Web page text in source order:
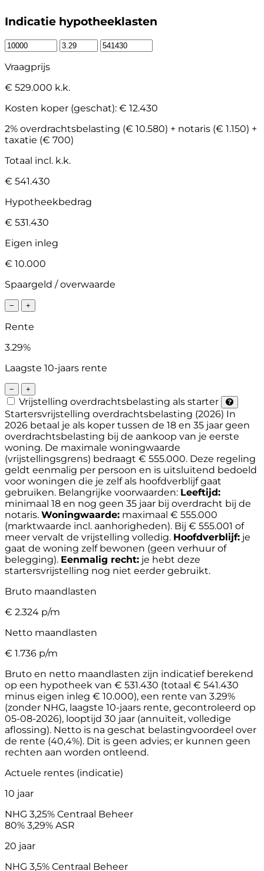
Indicatie hypotheeklasten
Vraagprijs
€ 529.000 k.k.
Kosten koper (geschat): € 12.430
2% overdrachtsbelasting (€ 10.580) + notaris (€ 1.150) +
taxatie (€ 700)
Totaal incl. k.k.
€ 541.430
Hypotheekbedrag
€ 531.430
Eigen inleg
€ 10.000
Spaargeld / overwaarde
− +
Rente
3.29%
Laagste 10-jaars rente
− +
Vrijstelling overdrachtsbelasting als starter
Startersvrijstelling overdrachtsbelasting (2026) In
2026 betaal je als koper tussen de 18 en 35 jaar geen
overdrachtsbelasting bij de aankoop van je eerste
woning. De maximale woningwaarde
(vrijstellingsgrens) bedraagt € 555.000. Deze regeling
geldt eenmalig per persoon en is uitsluitend bedoeld
voor woningen die je zelf als hoofdverblijf gaat
gebruiken. Belangrijke voorwaarden: Leeftijd:
minimaal 18 en nog geen 35 jaar bij overdracht bij de
notaris. Woningwaarde: maximaal € 555.000
(marktwaarde incl. aanhorigheden). Bij € 555.001 of
meer vervalt de vrijstelling volledig. Hoofdverblijf: je
gaat de woning zelf bewonen (geen verhuur of
belegging). Eenmalig recht: je hebt deze
startersvrijstelling nog niet eerder gebruikt.
Bruto maandlasten
€ 2.324 p/m
Netto maandlasten
€ 1.736 p/m
Bruto en netto maandlasten zijn indicatief berekend
op een hypotheek van € 531.430 (totaal € 541.430
minus eigen inleg € 10.000), een rente van 3.29%
(zonder NHG, laagste 10-jaars rente, gecontroleerd op
05-08-2026), looptijd 30 jaar (annuïteit, volledige
aflossing). Netto is na geschat belastingvoordeel over
de rente (40,4%). Dit is geen advies; er kunnen geen
rechten aan worden ontleend.
Actuele rentes (indicatie)
10 jaar
NHG 3,25% Centraal Beheer
80% 3,29% ASR
20 jaar
NHG 3,5% Centraal Beheer